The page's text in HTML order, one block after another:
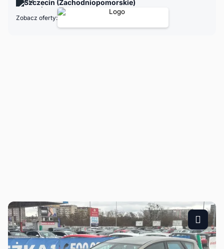
Szczecin (Zachodniopomorskie)
Zobacz oferty: